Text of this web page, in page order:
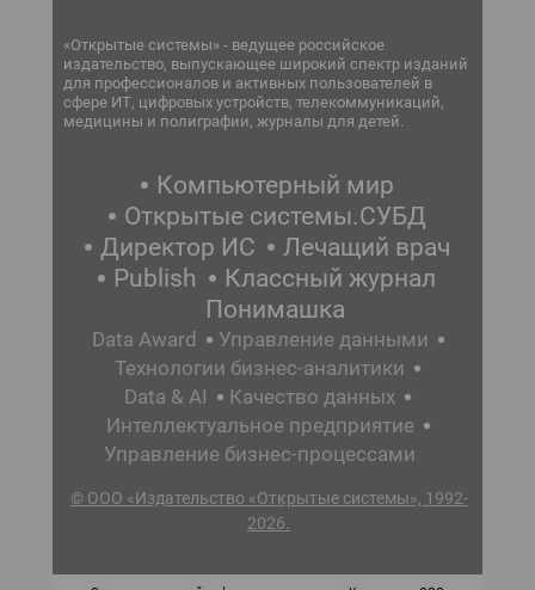
«Открытые системы» - ведущее российское
издательство, выпускающее широкий спектр изданий
для профессионалов и активных пользователей в
сфере ИТ, цифровых устройств, телекоммуникаций,
медицины и полиграфии, журналы для детей.
Компьютерный мир
Открытые системы.СУБД
Директор ИС
Лечащий врач
Publish
Классный журнал
Понимашка
Data Award
Управление данными
Технологии бизнес-аналитики
Data & AI
Качество данных
Интеллектуальное предприятие
Управление бизнес-процессами
© ООО «Издательство «Открытые системы», 1992-
2026.